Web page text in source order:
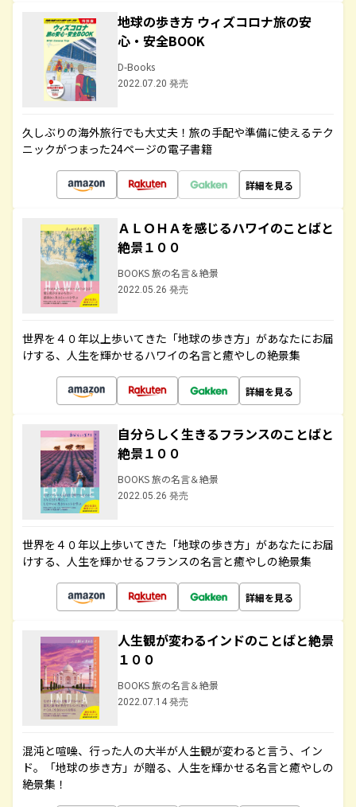
地球の歩き方 ウィズコロナ旅の安
心・安全BOOK
D-Books
2022.07.20 発売
久しぶりの海外旅行でも大丈夫！旅の手配や準備に使えるテク
ニックがつまった24ページの電子書籍
詳細を見る
ＡＬＯＨＡを感じるハワイのことばと
絶景１００
BOOKS 旅の名言＆絶景
2022.05.26 発売
世界を４０年以上歩いてきた「地球の歩き方」があなたにお届
けする、人生を輝かせるハワイの名言と癒やしの絶景集
詳細を見る
自分らしく生きるフランスのことばと
絶景１００
BOOKS 旅の名言＆絶景
2022.05.26 発売
世界を４０年以上歩いてきた「地球の歩き方」があなたにお届
けする、人生を輝かせるフランスの名言と癒やしの絶景集
詳細を見る
人生観が変わるインドのことばと絶景
１００
BOOKS 旅の名言＆絶景
2022.07.14 発売
混沌と喧噪、行った人の大半が人生観が変わると言う、イン
ド。「地球の歩き方」が贈る、人生を輝かせる名言と癒やしの
絶景集！